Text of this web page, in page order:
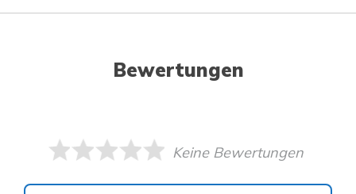
Bewertungen
Keine Bewertungen